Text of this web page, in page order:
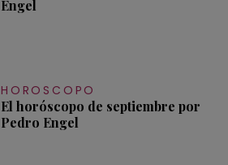
Engel
HOROSCOPO
El horóscopo de septiembre por
Pedro Engel